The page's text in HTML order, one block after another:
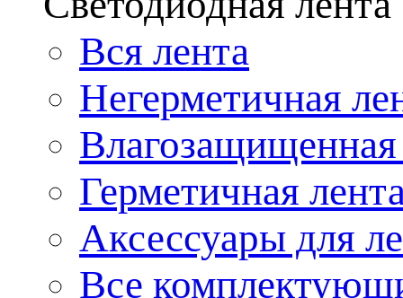
Вся лента
Негерметичная
Влагозащищенная
Герметичная
Аксессуары для
Все